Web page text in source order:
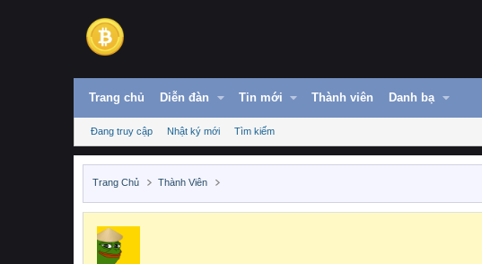
Trang chủ Diễn đàn Tin mới Thành viên Danh bạ
Đang truy cập Nhật ký mới Tìm kiếm
Trang Chủ Thành Viên